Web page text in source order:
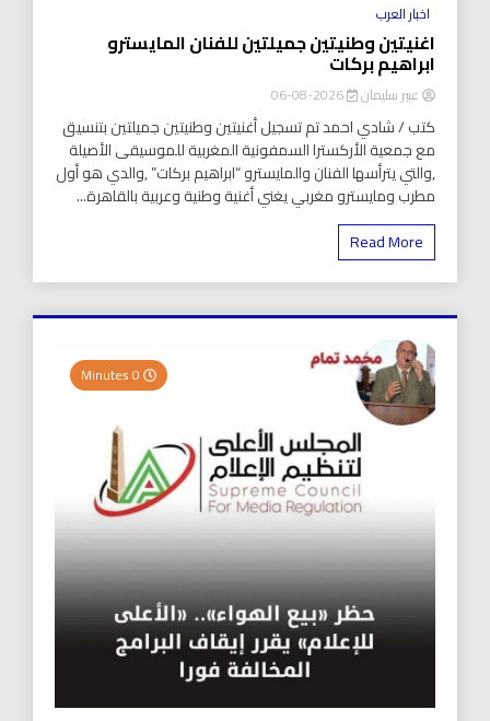
اخبار العرب
اغنيتين وطنيتين جميلتين للفنان المايسترو
ابراهيم بركات
عبير سليمان 2026-08-06
كتب / شادي احمد تم تسجيل أغنيتين وطنيتين جميلتين بتنسيق
مع جمعية الأركسترا السمفونية المغربية للموسيقى الأصيلة
,والتي يترأسها الفنان والمايسترو “ابراهيم بركات” ,والدي هو أول
مطرب ومايسترو مغربي يغني أغنية وطنية وعربية بالقاهرة...
Read More